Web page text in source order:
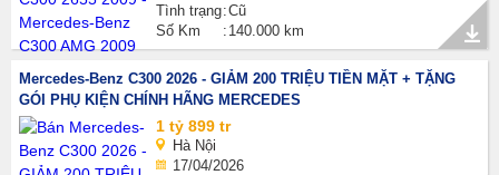
Tình trạng Cũ
Số Km
140.000 km
Mercedes-Benz C300 2026 - GIẢM 200 TRIỆU TIỀN MẶT + TẶNG
GÓI PHỤ KIỆN CHÍNH HÃNG MERCEDES
1 tỷ 899 tr
Hà Nội
17/04/2026